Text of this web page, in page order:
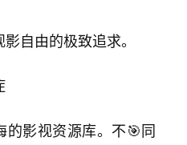
自由的极致追求。
的影视资源库。不🎯同